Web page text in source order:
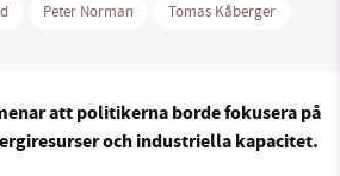
Instagram BlueSky
Peter Norman Tomas Kåberger
att politikerna borde fokusera på
och industriella kapacitet.